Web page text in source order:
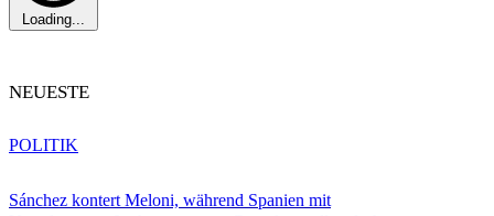
Loading...
NEUESTE
Sánchez kontert Meloni, während Spanien mit
POLITIK